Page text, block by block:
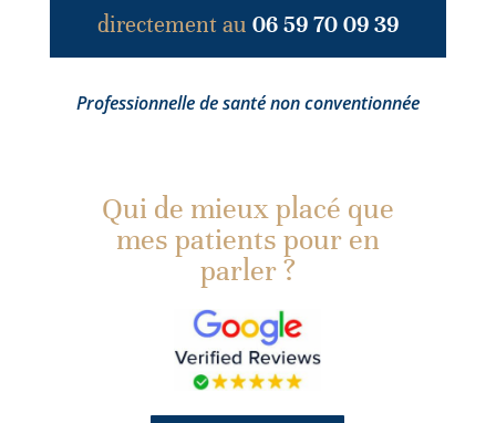
directement au 06 59 70 09 39
Professionnelle de santé non conventionnée
Qui de mieux placé que
mes patients pour en
parler ?